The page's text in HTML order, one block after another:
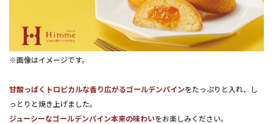
※画像はイメージです。
甘酸っぱくトロピカルな香り広がるゴールデンパインをたっぷりと入れ、し
っとりと焼き上げました。
ジューシーなゴールデンパイン本来の味わいをお楽しみください。